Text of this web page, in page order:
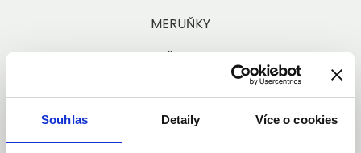
Souhlas Detaily Více o cookies
MERUŇKY
BROSKVONĚ A NEKTARINKY
REZISTENTNÍ ŠVESTKY, ASIJSKÉ HRUŠNĚ-NASHI,
VIŠNĚ, TŘEŠNĚ, RYNGLE, LÍSKY,...